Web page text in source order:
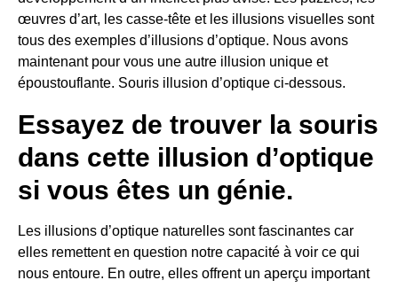
œuvres d’art, les casse-tête et les illusions visuelles sont
tous des exemples d’illusions d’optique. Nous avons
maintenant pour vous une autre illusion unique et
époustouflante. Souris illusion d’optique ci-dessous.
Essayez de trouver la souris
dans cette illusion d’optique
si vous êtes un génie.
Les illusions d’optique naturelles sont fascinantes car
elles remettent en question notre capacité à voir ce qui
nous entoure. En outre, elles offrent un aperçu important